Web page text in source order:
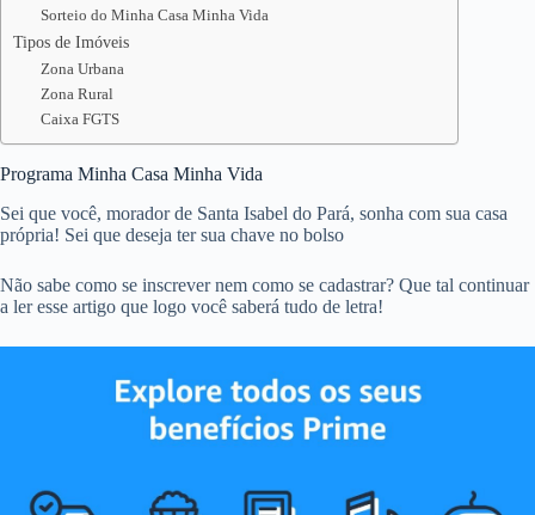
Sorteio do Minha Casa Minha Vida
Tipos de Imóveis
Zona Urbana
Zona Rural
Caixa FGTS
Programa Minha Casa Minha Vida
Sei que você, morador de Santa Isabel do Pará, sonha com sua casa
própria! Sei que deseja ter sua chave no bolso
Não sabe como se inscrever nem como se cadastrar? Que tal continuar
a ler esse artigo que logo você saberá tudo de letra!